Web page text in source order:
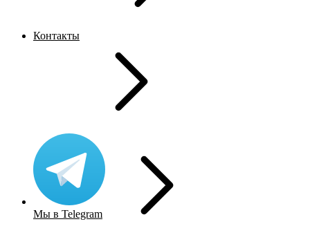
Контакты
Мы в Telegram